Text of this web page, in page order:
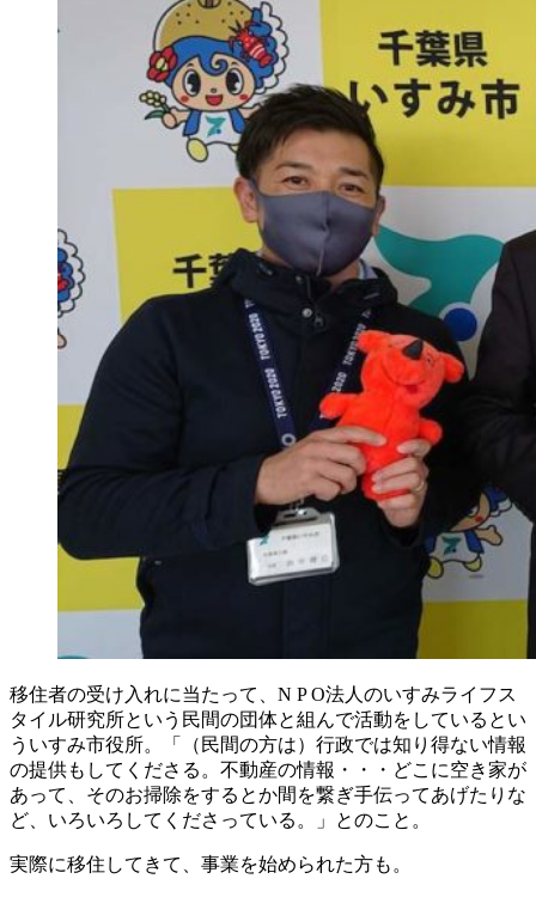
移住者の受け入れに当たって、N P O法人のいすみライフス
タイル研究所という民間の団体と組んで活動をしているとい
ういすみ市役所。「（民間の方は）行政では知り得ない情報
の提供もしてくださる。不動産の情報・・・どこに空き家が
あって、そのお掃除をするとか間を繋ぎ手伝ってあげたりな
ど、いろいろしてくださっている。」とのこと。
実際に移住してきて、事業を始められた方も。